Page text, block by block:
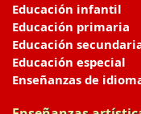
Educación infantil
Educación primaria
Educación
Educación especial
Enseñanzas de